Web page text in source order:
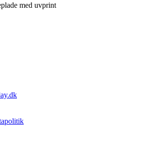
med uvprint